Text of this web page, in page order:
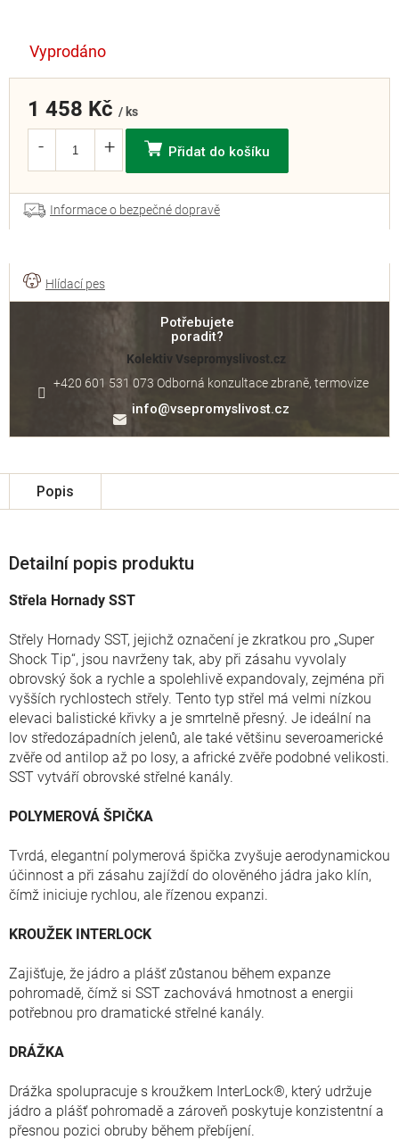
Vyprodáno
1 458 Kč / ks
Přidat do košíku
Informace o bezpečné dopravě
Potřebujete
poradit?
Kolektiv Vsepromyslivost.cz
info@vsepromyslivost.cz
+420 601 531 073 Odborná konzultace zbraně, termovize
Popis
Detailní popis produktu
Střela Hornady SST
Střely Hornady SST, jejichž označení je zkratkou pro „Super
Shock Tip“, jsou navrženy tak, aby při zásahu vyvolaly
obrovský šok a rychle a spolehlivě expandovaly, zejména při
vyšších rychlostech střely. Tento typ střel má velmi nízkou
elevaci balistické křivky a je smrtelně přesný. Je ideální na
lov středozápadních jelenů, ale také většinu severoamerické
zvěře od antilop až po losy, a africké zvěře podobné velikosti.
SST vytváří obrovské střelné kanály.
POLYMEROVÁ ŠPIČKA
Tvrdá, elegantní polymerová špička zvyšuje aerodynamickou
účinnost a při zásahu zajíždí do olověného jádra jako klín,
čímž iniciuje rychlou, ale řízenou expanzi.
KROUŽEK INTERLOCK
Zajišťuje, že jádro a plášť zůstanou během expanze
pohromadě, čímž si SST zachovává hmotnost a energii
potřebnou pro dramatické střelné kanály.
DRÁŽKA
Drážka spolupracuje s kroužkem InterLock®, který udržuje
jádro a plášť pohromadě a zároveň poskytuje konzistentní a
přesnou pozici obruby během přebíjení.